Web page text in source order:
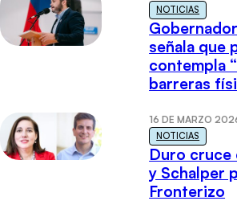
NOTICIAS
señala que
contempla
barreras
16 DE MARZO
NOTICIAS
Duro cruce
y Schalper
Fronterizo